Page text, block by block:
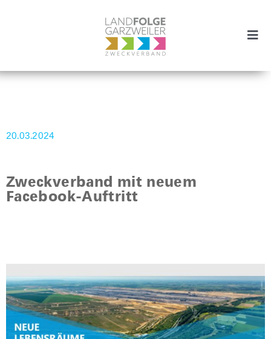
Zweckverband
Vision
20.03.2024
Zweckverband mit neuem
Facebook-Auftritt